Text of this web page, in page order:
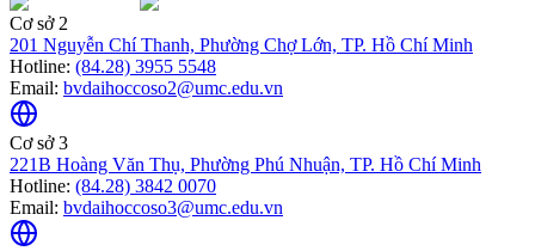
Cơ sở 2
201 Nguyễn Chí Thanh, Phường Chợ Lớn, TP. Hồ Chí Minh
Hotline: (84.28) 3955 5548
Email: bvdaihoccoso2@umc.edu.vn
Cơ sở 3
221B Hoàng Văn Thụ, Phường Phú Nhuận, TP. Hồ Chí Minh
Hotline: (84.28) 3842 0070
Email: bvdaihoccoso3@umc.edu.vn